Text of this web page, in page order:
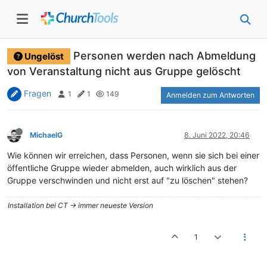
Ungelöst
Personen werden nach Abmeldung
von Veranstaltung nicht aus Gruppe gelöscht
Fragen 1 1 149 Anmelden zum Antworten
MichaelG 8. Juni 2022, 20:46
Wie können wir erreichen, dass Personen, wenn sie sich bei einer
öffentliche Gruppe wieder abmelden, auch wirklich aus der
Gruppe verschwinden und nicht erst auf "zu löschen" stehen?
Installation bei CT -> immer neueste Version
1